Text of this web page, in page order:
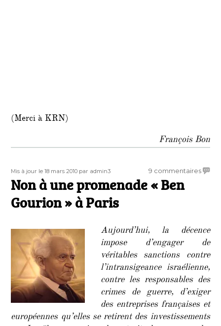
(Merci à KRN)
François Bon
Publié
le
Mis à jour le 18 mars 2010 Auteur
par admin3 9 commentairessur
à
Paris
Non à une promenade « Ben
Gourion » à Paris
Aujourd’hui, la décence
impose d’engager de
véritables sanctions contre
l’intransigeance israélienne,
contre les responsables des
crimes de guerre, d’exiger
des entreprises françaises et
européennes qu’elles se retirent des investissements